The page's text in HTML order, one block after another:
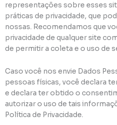
representações sobre esses
práticas de privacidade, que
nossas. Recomendamos que
privacidade de qualquer site
de permitir a coleta e o uso de
Caso você nos envie Dados
pessoas físicas, você declara
e declara ter obtido o
autorizar o uso de tais
Política de Privacidade.